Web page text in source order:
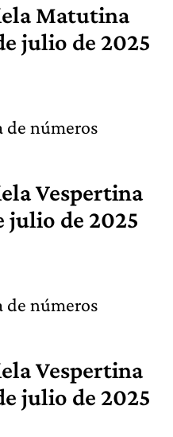
Matutina
julio de 2025
de números
Vespertina
julio de 2025
de números
Vespertina
julio de 2025